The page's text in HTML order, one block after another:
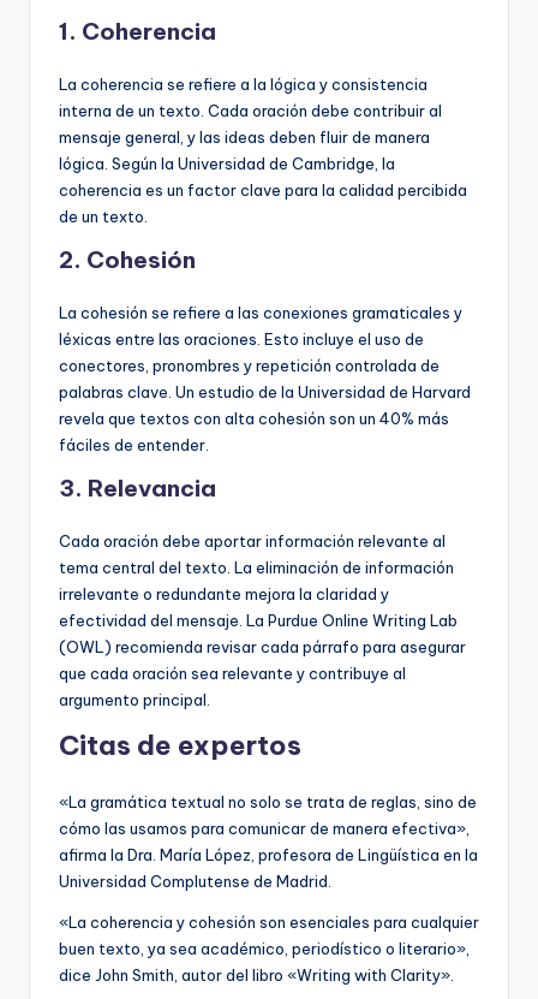
1. Coherencia
La coherencia se refiere a la lógica y consistencia
interna de un texto. Cada oración debe contribuir al
mensaje general, y las ideas deben fluir de manera
lógica. Según la Universidad de Cambridge, la
coherencia es un factor clave para la calidad percibida
de un texto.
2. Cohesión
La cohesión se refiere a las conexiones gramaticales y
léxicas entre las oraciones. Esto incluye el uso de
conectores, pronombres y repetición controlada de
palabras clave. Un estudio de la Universidad de Harvard
revela que textos con alta cohesión son un 40% más
fáciles de entender.
3. Relevancia
Cada oración debe aportar información relevante al
tema central del texto. La eliminación de información
irrelevante o redundante mejora la claridad y
efectividad del mensaje. La Purdue Online Writing Lab
(OWL) recomienda revisar cada párrafo para asegurar
que cada oración sea relevante y contribuye al
argumento principal.
Citas de expertos
«La gramática textual no solo se trata de reglas, sino de
cómo las usamos para comunicar de manera efectiva»,
afirma la Dra. María López, profesora de Lingüística en la
Universidad Complutense de Madrid.
«La coherencia y cohesión son esenciales para cualquier
buen texto, ya sea académico, periodístico o literario»,
dice John Smith, autor del libro «Writing with Clarity».